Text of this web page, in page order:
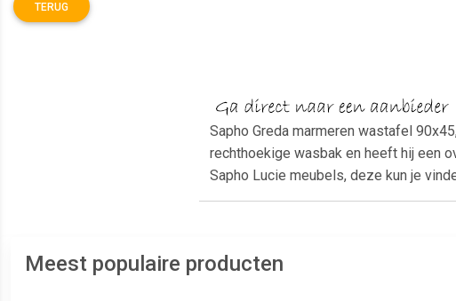
TERUG
Sapho Greda marmeren wastafel
rechthoekige wasbak en heeft hij een
Sapho Lucie meubels, deze kun je
Meest populaire producten